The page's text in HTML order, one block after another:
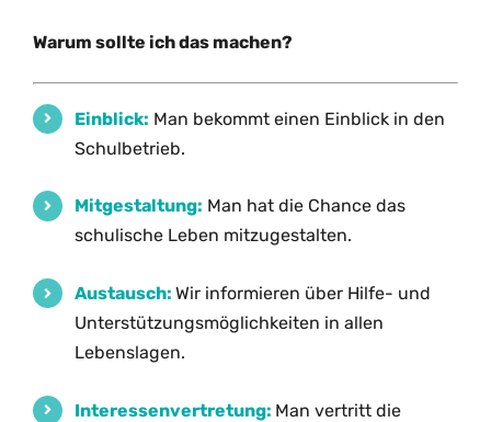
Warum sollte ich das machen?
Einblick: Man bekommt einen Einblick in den
Schulbetrieb.
Mitgestaltung: Man hat die Chance das
schulische Leben mitzugestalten.
Austausch:Wir informieren über Hilfe- und
Unterstützungsmöglichkeiten in allen
Lebenslagen.
Interessenvertretung: Man vertritt die